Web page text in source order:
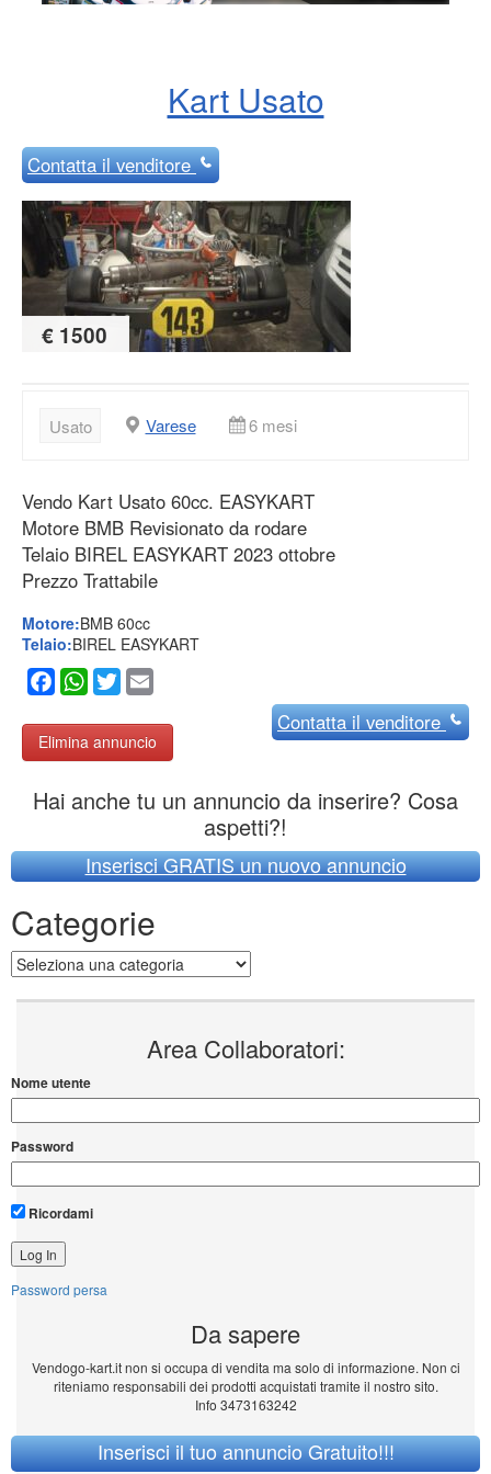
Kart Usato
Contattail venditore
€ 1500
Usato Varese 6 mesi
Vendo Kart Usato 60cc. EASYKART
Motore BMB Revisionato da rodare
Telaio BIREL EASYKART 2023 ottobre
Prezzo Trattabile
Motore:BMB 60cc
Telaio:BIREL EASYKART
Facebook
WhatsApp
Twitter
Elimina annuncio
Contattail venditore
Hai anche tu un annuncio da inserire? Cosa
aspetti?!
Inserisci GRATIS un nuovo annuncio
Categorie
Categorie
Area Collaboratori:
Nome utente
Password
Ricordami
Password persa
Da sapere
Vendogo-kart.it non si occupa di vendita ma solo di informazione. Non ci
riteniamo responsabili dei prodotti acquistati tramite il nostro sito.
Info 3473163242
Inserisci il tuo annuncio Gratuito!!!